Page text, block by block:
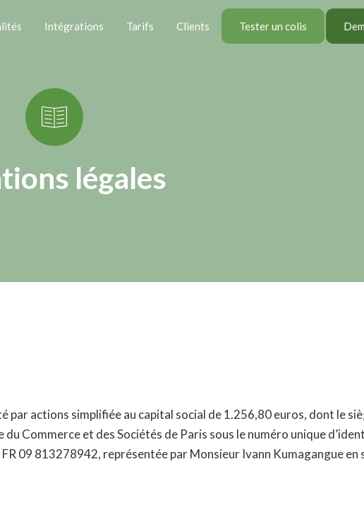
Intégrations Tarifs Clients Tester un colis
légales
par actions simplifiée au capital social de 1.256,80 euros, dont le
Commerce et des Sociétés de Paris sous le numéro unique
09 813278942, représentée par Monsieur Ivann Kumagangue en